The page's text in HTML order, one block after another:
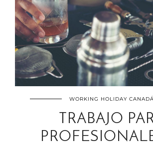
WORKING HOLIDAY CANADÁ
TRABAJO